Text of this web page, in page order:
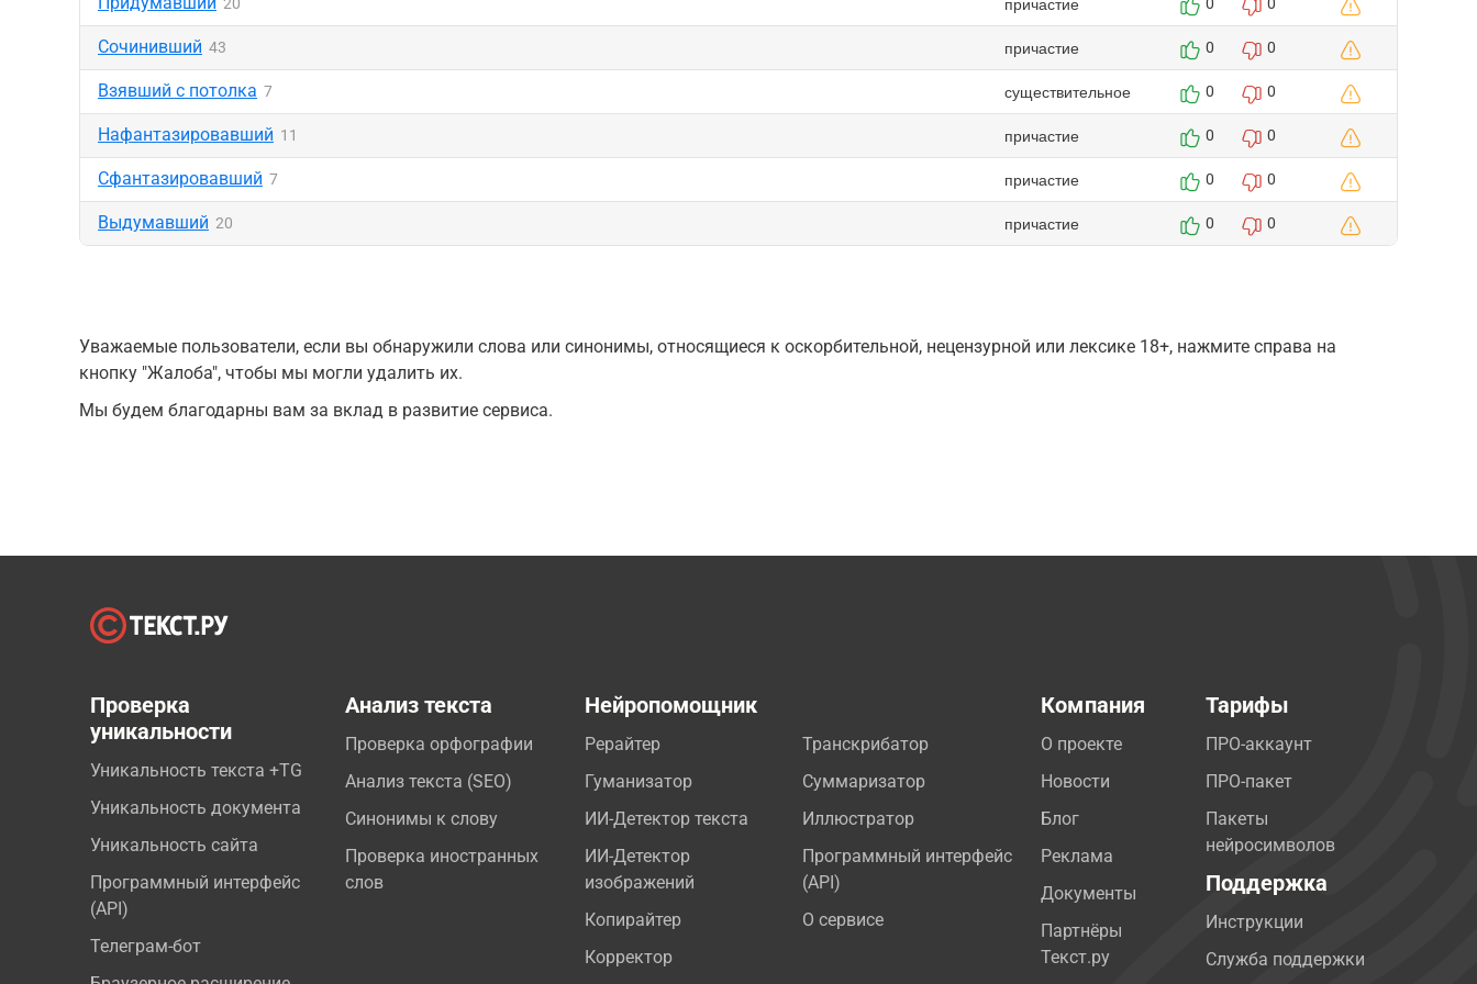
Сочинивший 43 причастие 0 0
Взявший с потолка 7 существительное 0 0
Нафантазировавший 11 причастие 0 0
Сфантазировавший 7 причастие 0 0
Выдумавший 20 причастие 0 0
Уважаемые пользователи, если вы обнаружили слова или синонимы, относящиеся к оскорбительной, нецензурной или лексике 18+, нажмите справа на
кнопку "Жалоба", чтобы мы могли удалить их.
Мы будем благодарны вам за вклад в развитие сервиса.
Проверка
уникальности
Уникальность текста +TG
Уникальность документа
Уникальность сайта
Программный интерфейс
(API)
Телеграм-бот
Анализ текста
Проверка орфографии
Анализ текста (SEO)
Синонимы к слову
Проверка иностранных
слов
Нейропомощник
Рерайтер
Гуманизатор
ИИ-Детектор текста
ИИ-Детектор
изображений
Копирайтер
Корректор
Транскрибатор
Суммаризатор
Иллюстратор
Программный интерфейс
(API)
О сервисе
Компания
О проекте
Новости
Блог
Реклама
Документы
Партнёры
Текст.ру
Тарифы
ПРО-аккаунт
ПРО-пакет
Пакеты
нейросимволов
Поддержка
Инструкции
Служба поддержки